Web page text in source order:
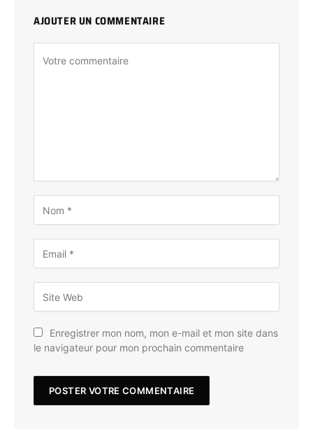
AJOUTER UN COMMENTAIRE
Enregistrer mon nom, mon e-mail et mon site dans
le navigateur pour mon prochain commentaire